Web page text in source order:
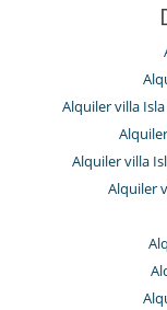
Alquiler villa
Alquiler villa
Alquiler